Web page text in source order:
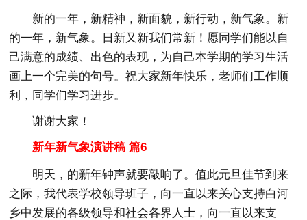
新的一年，新精神，新面貌，新行动，新气象。新
的一年，新气象。日新又新我们常新！愿同学们能以自
己满意的成绩、出色的表现，为自己本学期的学习生活
画上一个完美的句号。祝大家新年快乐，老师们工作顺
利，同学们学习进步。
谢谢大家！
新年新气象演讲稿 篇6
明天，的新年钟声就要敲响了。值此元旦佳节到来
之际，我代表学校领导班子，向一直以来关心支持白河
乡中发展的各级领导和社会各界人士，向一直以来支